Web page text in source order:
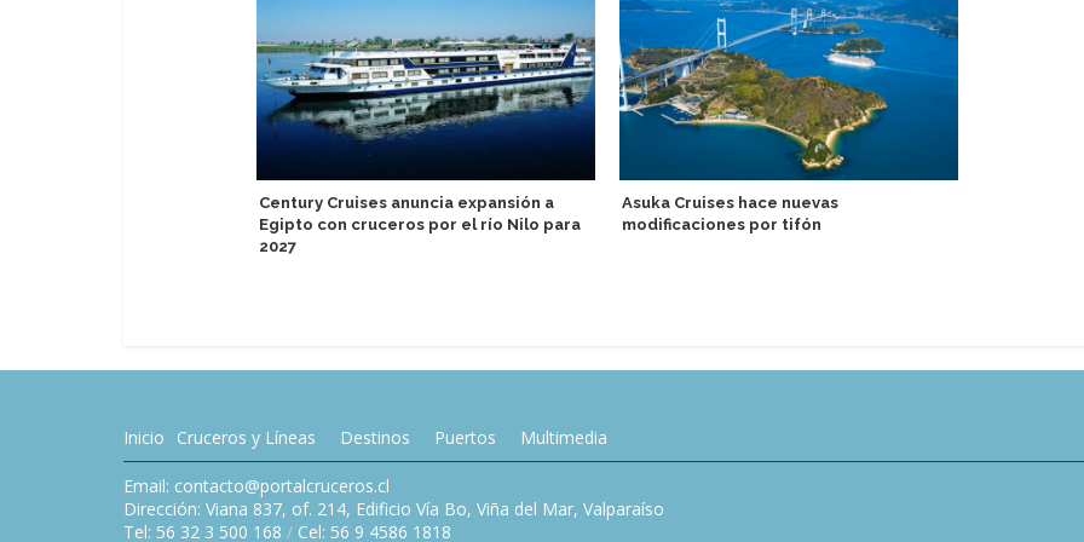
Century Cruises anuncia expansión a
Egipto con cruceros por el río Nilo para
2027
Asuka Cruises hace nuevas
modificaciones por tifón
Inicio Cruceros y Líneas Destinos Puertos Multimedia
Email: contacto@portalcruceros.cl
Dirección: Viana 837, of. 214, Edificio Vía Bo, Viña del Mar, Valparaíso
Tel: 56 32 3 500 168 / Cel: 56 9 4586 1818